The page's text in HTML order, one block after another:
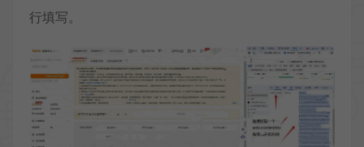
行填写。